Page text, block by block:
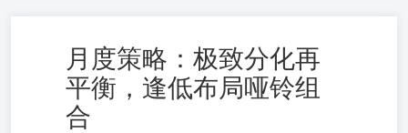
月度策略：极致分化再
平衡，逢低布局哑铃组
合